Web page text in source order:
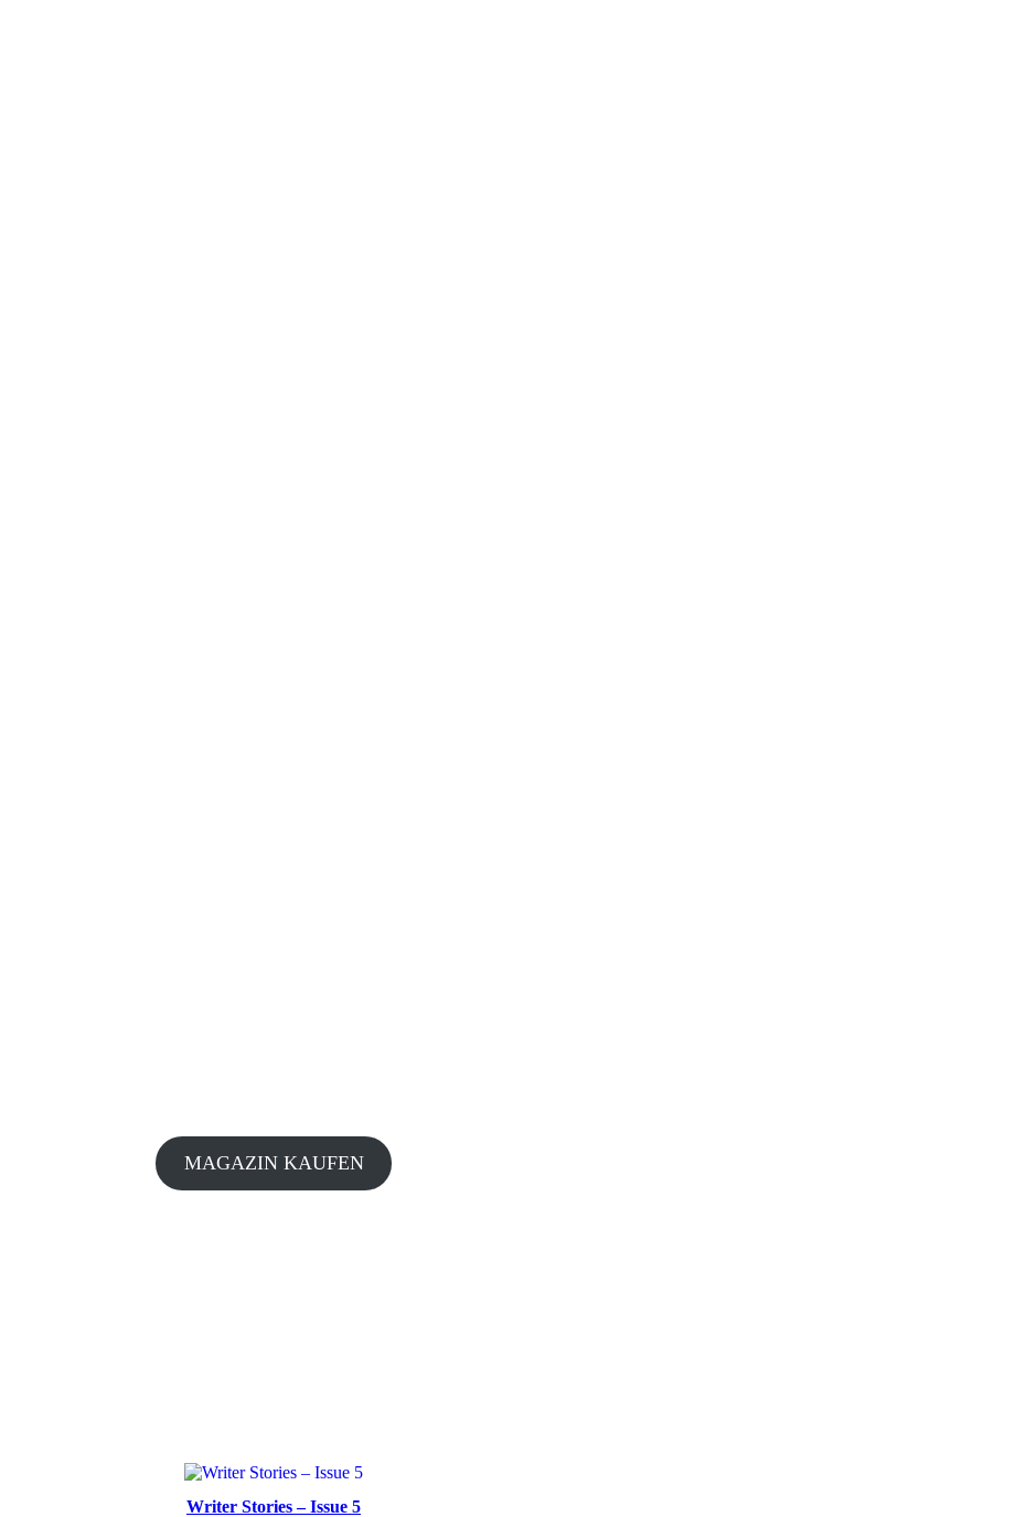
MAGAZIN KAUFEN
Writer Stories – Issue 5